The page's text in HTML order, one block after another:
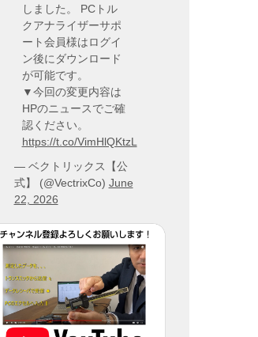
しました。 PCトル
クアナライザーサポ
ート会員様はログイ
ン後にダウンロード
が可能です。
▼今回の変更内容は
HPのニュースでご確
認ください。
https://t.co/VimHlQKtzL
— ベクトリックス【公
式】 (@VectrixCo) June
22, 2026